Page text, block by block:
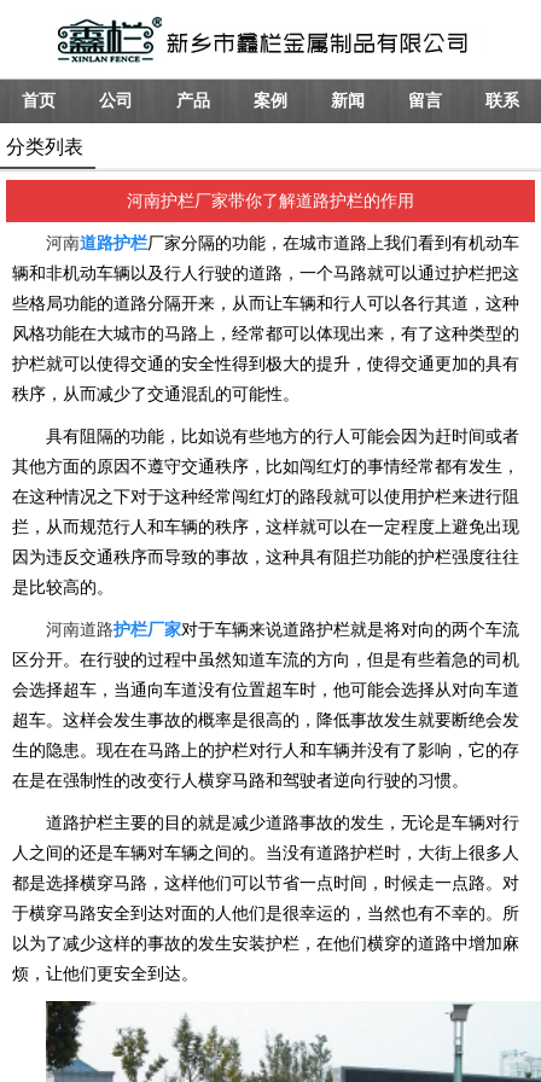
首页 公司 产品 案例 新闻 留言 联系
分类列表
河南护栏厂家带你了解道路护栏的作用
河南道路护栏厂家分隔的功能，在城市道路上我们看到有机动车
辆和非机动车辆以及行人行驶的道路，一个马路就可以通过护栏把这
些格局功能的道路分隔开来，从而让车辆和行人可以各行其道，这种
风格功能在大城市的马路上，经常都可以体现出来，有了这种类型的
护栏就可以使得交通的安全性得到极大的提升，使得交通更加的具有
秩序，从而减少了交通混乱的可能性。
具有阻隔的功能，比如说有些地方的行人可能会因为赶时间或者
其他方面的原因不遵守交通秩序，比如闯红灯的事情经常都有发生，
在这种情况之下对于这种经常闯红灯的路段就可以使用护栏来进行阻
拦，从而规范行人和车辆的秩序，这样就可以在一定程度上避免出现
因为违反交通秩序而导致的事故，这种具有阻拦功能的护栏强度往往
是比较高的。
河南道路护栏厂家对于车辆来说道路护栏就是将对向的两个车流
区分开。在行驶的过程中虽然知道车流的方向，但是有些着急的司机
会选择超车，当通向车道没有位置超车时，他可能会选择从对向车道
超车。这样会发生事故的概率是很高的，降低事故发生就要断绝会发
生的隐患。现在在马路上的护栏对行人和车辆并没有了影响，它的存
在是在强制性的改变行人横穿马路和驾驶者逆向行驶的习惯。
道路护栏主要的目的就是减少道路事故的发生，无论是车辆对行
人之间的还是车辆对车辆之间的。当没有道路护栏时，大街上很多人
都是选择横穿马路，这样他们可以节省一点时间，时候走一点路。对
于横穿马路安全到达对面的人他们是很幸运的，当然也有不幸的。所
以为了减少这样的事故的发生安装护栏，在他们横穿的道路中增加麻
烦，让他们更安全到达。